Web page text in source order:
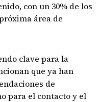
con un 30% de los
área de
clave para la
que ya han
de
para el contacto y el